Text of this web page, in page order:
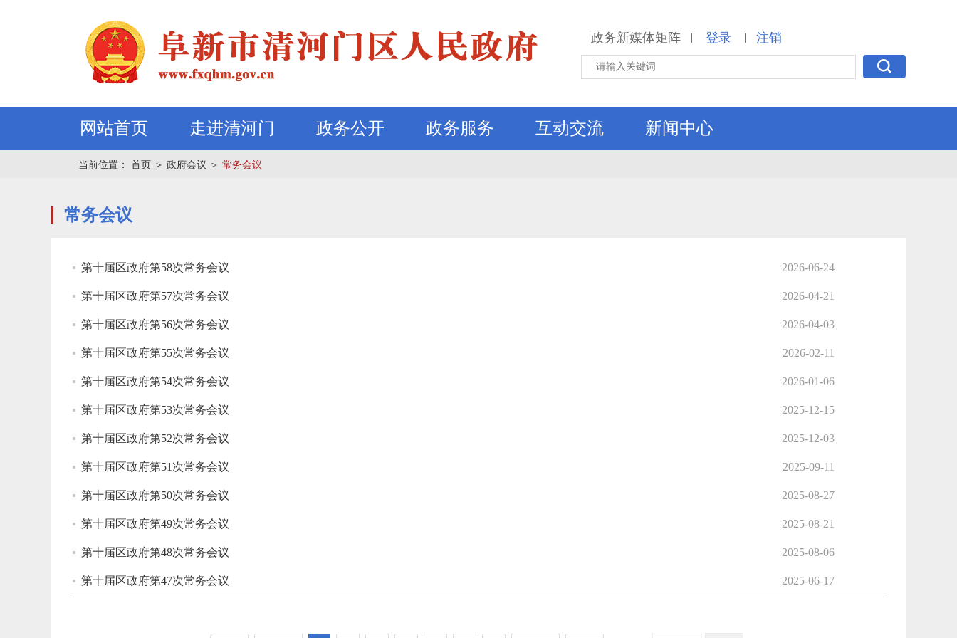
政务新媒体矩阵 | 登录 | 注销
网站首页 走进清河门 政务公开 政务服务 互动交流 新闻中心
当前位置： 首页 ＞ 政府会议 ＞ 常务会议
常务会议
第十届区政府第58次常务会议 2026-06-24
第十届区政府第57次常务会议 2026-04-21
第十届区政府第56次常务会议 2026-04-03
第十届区政府第55次常务会议 2026-02-11
第十届区政府第54次常务会议 2026-01-06
第十届区政府第53次常务会议 2025-12-15
第十届区政府第52次常务会议 2025-12-03
第十届区政府第51次常务会议 2025-09-11
第十届区政府第50次常务会议 2025-08-27
第十届区政府第49次常务会议 2025-08-21
第十届区政府第48次常务会议 2025-08-06
第十届区政府第47次常务会议 2025-06-17